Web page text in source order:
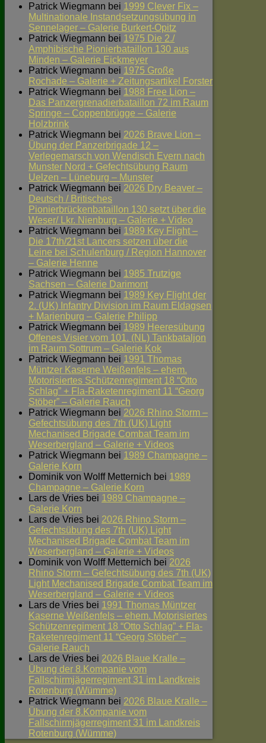
Patrick Wiegmann bei 1999 Clever Fix –
Multinationale Instandsetzungsübung in
Sennelager – Galerie Burkert-Opitz
Patrick Wiegmann bei 1975 Die 2./
Amphibische Pionierbataillon 130 aus
Minden – Galerie Eickmeyer
Patrick Wiegmann bei 1975 Große
Rochade – Galerie + Zeitungsartikel Forster
Patrick Wiegmann bei 1988 Free Lion –
Das Panzergrenadierbataillon 72 im Raum
Springe – Coppenbrügge – Galerie
Holzbrink
Patrick Wiegmann bei 2026 Brave Lion –
Übung der Panzerbrigade 12 –
Verlegemarsch von Wendisch Evern nach
Munster Nord + Gefechtsübung Raum
Uelzen – Lüneburg – Munster
Patrick Wiegmann bei 2026 Dry Beaver –
Deutsch / Britisches
Pionierbrückenbataillon 130 setzt über die
Weser/ Lkr. Nienburg – Galerie + Video
Patrick Wiegmann bei 1989 Key Flight –
Die 17th/21st Lancers setzen über die
Leine bei Schulenburg / Region Hannover
– Galerie Henne
Patrick Wiegmann bei 1985 Trutzige
Sachsen – Galerie Darimont
Patrick Wiegmann bei 1989 Key Flight der
2. (UK) Infantry Division im Raum Eldagsen
+ Marienburg – Galerie Philipp
Patrick Wiegmann bei 1989 Heeresübung
Offenes Visier vom 101. (NL) Tankbataljon
im Raum Sottrum – Galerie Kok
Patrick Wiegmann bei 1991 Thomas
Müntzer Kaserne Weißenfels – ehem.
Motorisiertes Schützenregiment 18 “Otto
Schlag” + Fla-Raketenregiment 11 “Georg
Stöber” – Galerie Rauch
Patrick Wiegmann bei 2026 Rhino Storm –
Gefechtsübung des 7th (UK) Light
Mechanised Brigade Combat Team im
Weserbergland – Galerie + Videos
Patrick Wiegmann bei 1989 Champagne –
Galerie Korn
Dominik von Wolff Metternich bei 1989
Champagne – Galerie Korn
Lars de Vries bei 1989 Champagne –
Galerie Korn
Lars de Vries bei 2026 Rhino Storm –
Gefechtsübung des 7th (UK) Light
Mechanised Brigade Combat Team im
Weserbergland – Galerie + Videos
Dominik von Wolff Metternich bei 2026
Rhino Storm – Gefechtsübung des 7th (UK)
Light Mechanised Brigade Combat Team im
Weserbergland – Galerie + Videos
Lars de Vries bei 1991 Thomas Müntzer
Kaserne Weißenfels – ehem. Motorisiertes
Schützenregiment 18 “Otto Schlag” + Fla-
Raketenregiment 11 “Georg Stöber” –
Galerie Rauch
Lars de Vries bei 2026 Blaue Kralle –
Übung der 8.Kompanie vom
Fallschirmjägerregiment 31 im Landkreis
Rotenburg (Wümme)
Patrick Wiegmann bei 2026 Blaue Kralle –
Übung der 8.Kompanie vom
Fallschirmjägerregiment 31 im Landkreis
Rotenburg (Wümme)